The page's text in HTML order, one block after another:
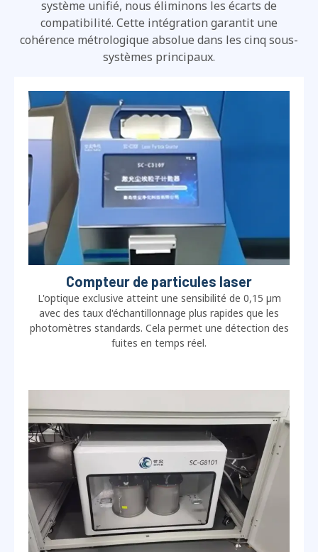
système unifié, nous éliminons les écarts de
compatibilité. Cette intégration garantit une
cohérence métrologique absolue dans les cinq sous-
systèmes principaux.
Compteur de particules laser
L'optique exclusive atteint une sensibilité de 0,15 µm
avec des taux d'échantillonnage plus rapides que les
photomètres standards. Cela permet une détection des
fuites en temps réel.